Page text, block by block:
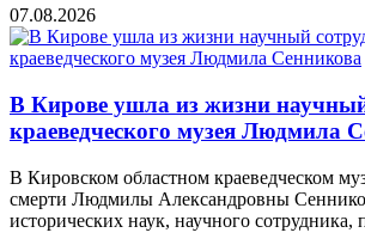
07.08.2026
В Кирове ушла из жизни
краеведческого музея Людмила
В Кировском областном краеведческом
смерти Людмилы Александровны
исторических наук, научного сотрудника,